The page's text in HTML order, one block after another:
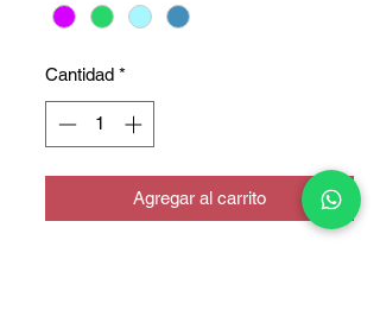
Cantidad *
Agregar al carrito